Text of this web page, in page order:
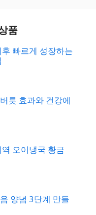
품
빠르게 성장하는
릇 효과와 건강에
오이냉국 황금
양념 3단계 만들